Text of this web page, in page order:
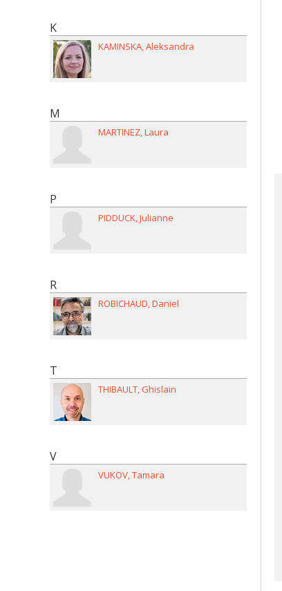
K
KAMINSKA Aleksandra
M
MARTINEZ Laura
P
PIDDUCK Julianne
R
ROBICHAUD Daniel
T
THIBAULT Ghislain
V
VUKOV Tamara